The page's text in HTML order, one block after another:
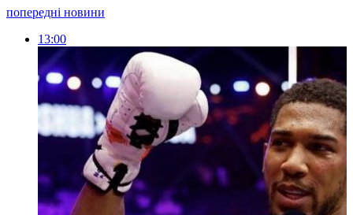
попередні новини
13:00